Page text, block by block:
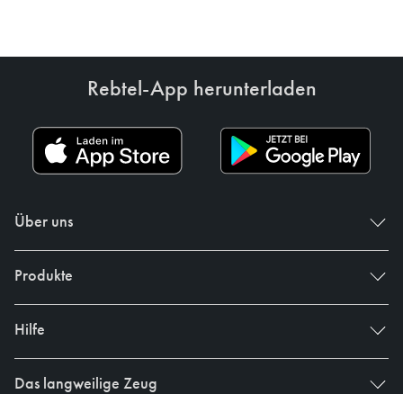
Rebtel-App herunterladen
Über uns
Produkte
Hilfe
Das langweilige Zeug